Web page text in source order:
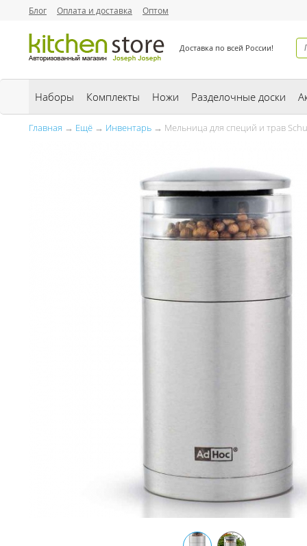
Блог Оплата и доставка Оптом
Доставка по всей России!
Наборы Комплекты Ножи Разделочные доски
Главная → Ещё → Инвентарь → Мельница для специй и трав